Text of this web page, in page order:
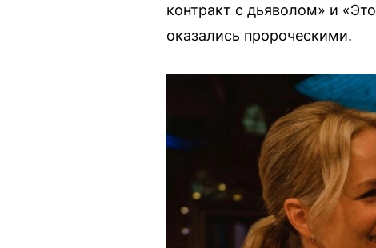
контракт с дьяволом» и
оказались пророческими.